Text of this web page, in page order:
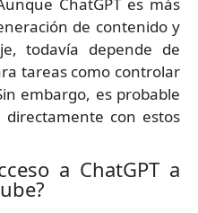
ChatGPT es más
de contenido y
todavía depende de
tareas como controlar
embargo, es probable
con estos
a ChatGPT a